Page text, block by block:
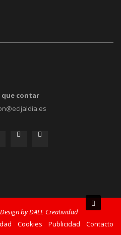
que contar
by DALE Creatividad
Cookies Publicidad Contacto